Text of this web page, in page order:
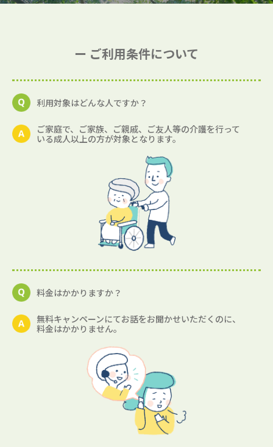
ー ご利用条件について
利用対象はどんな人ですか？
ご家庭で、ご家族、ご親戚、ご友人等の介護を行って
いる成人以上の方が対象となります。
料金はかかりますか？
無料キャンペーンにてお話をお聞かせいただくのに、
料金はかかりません。